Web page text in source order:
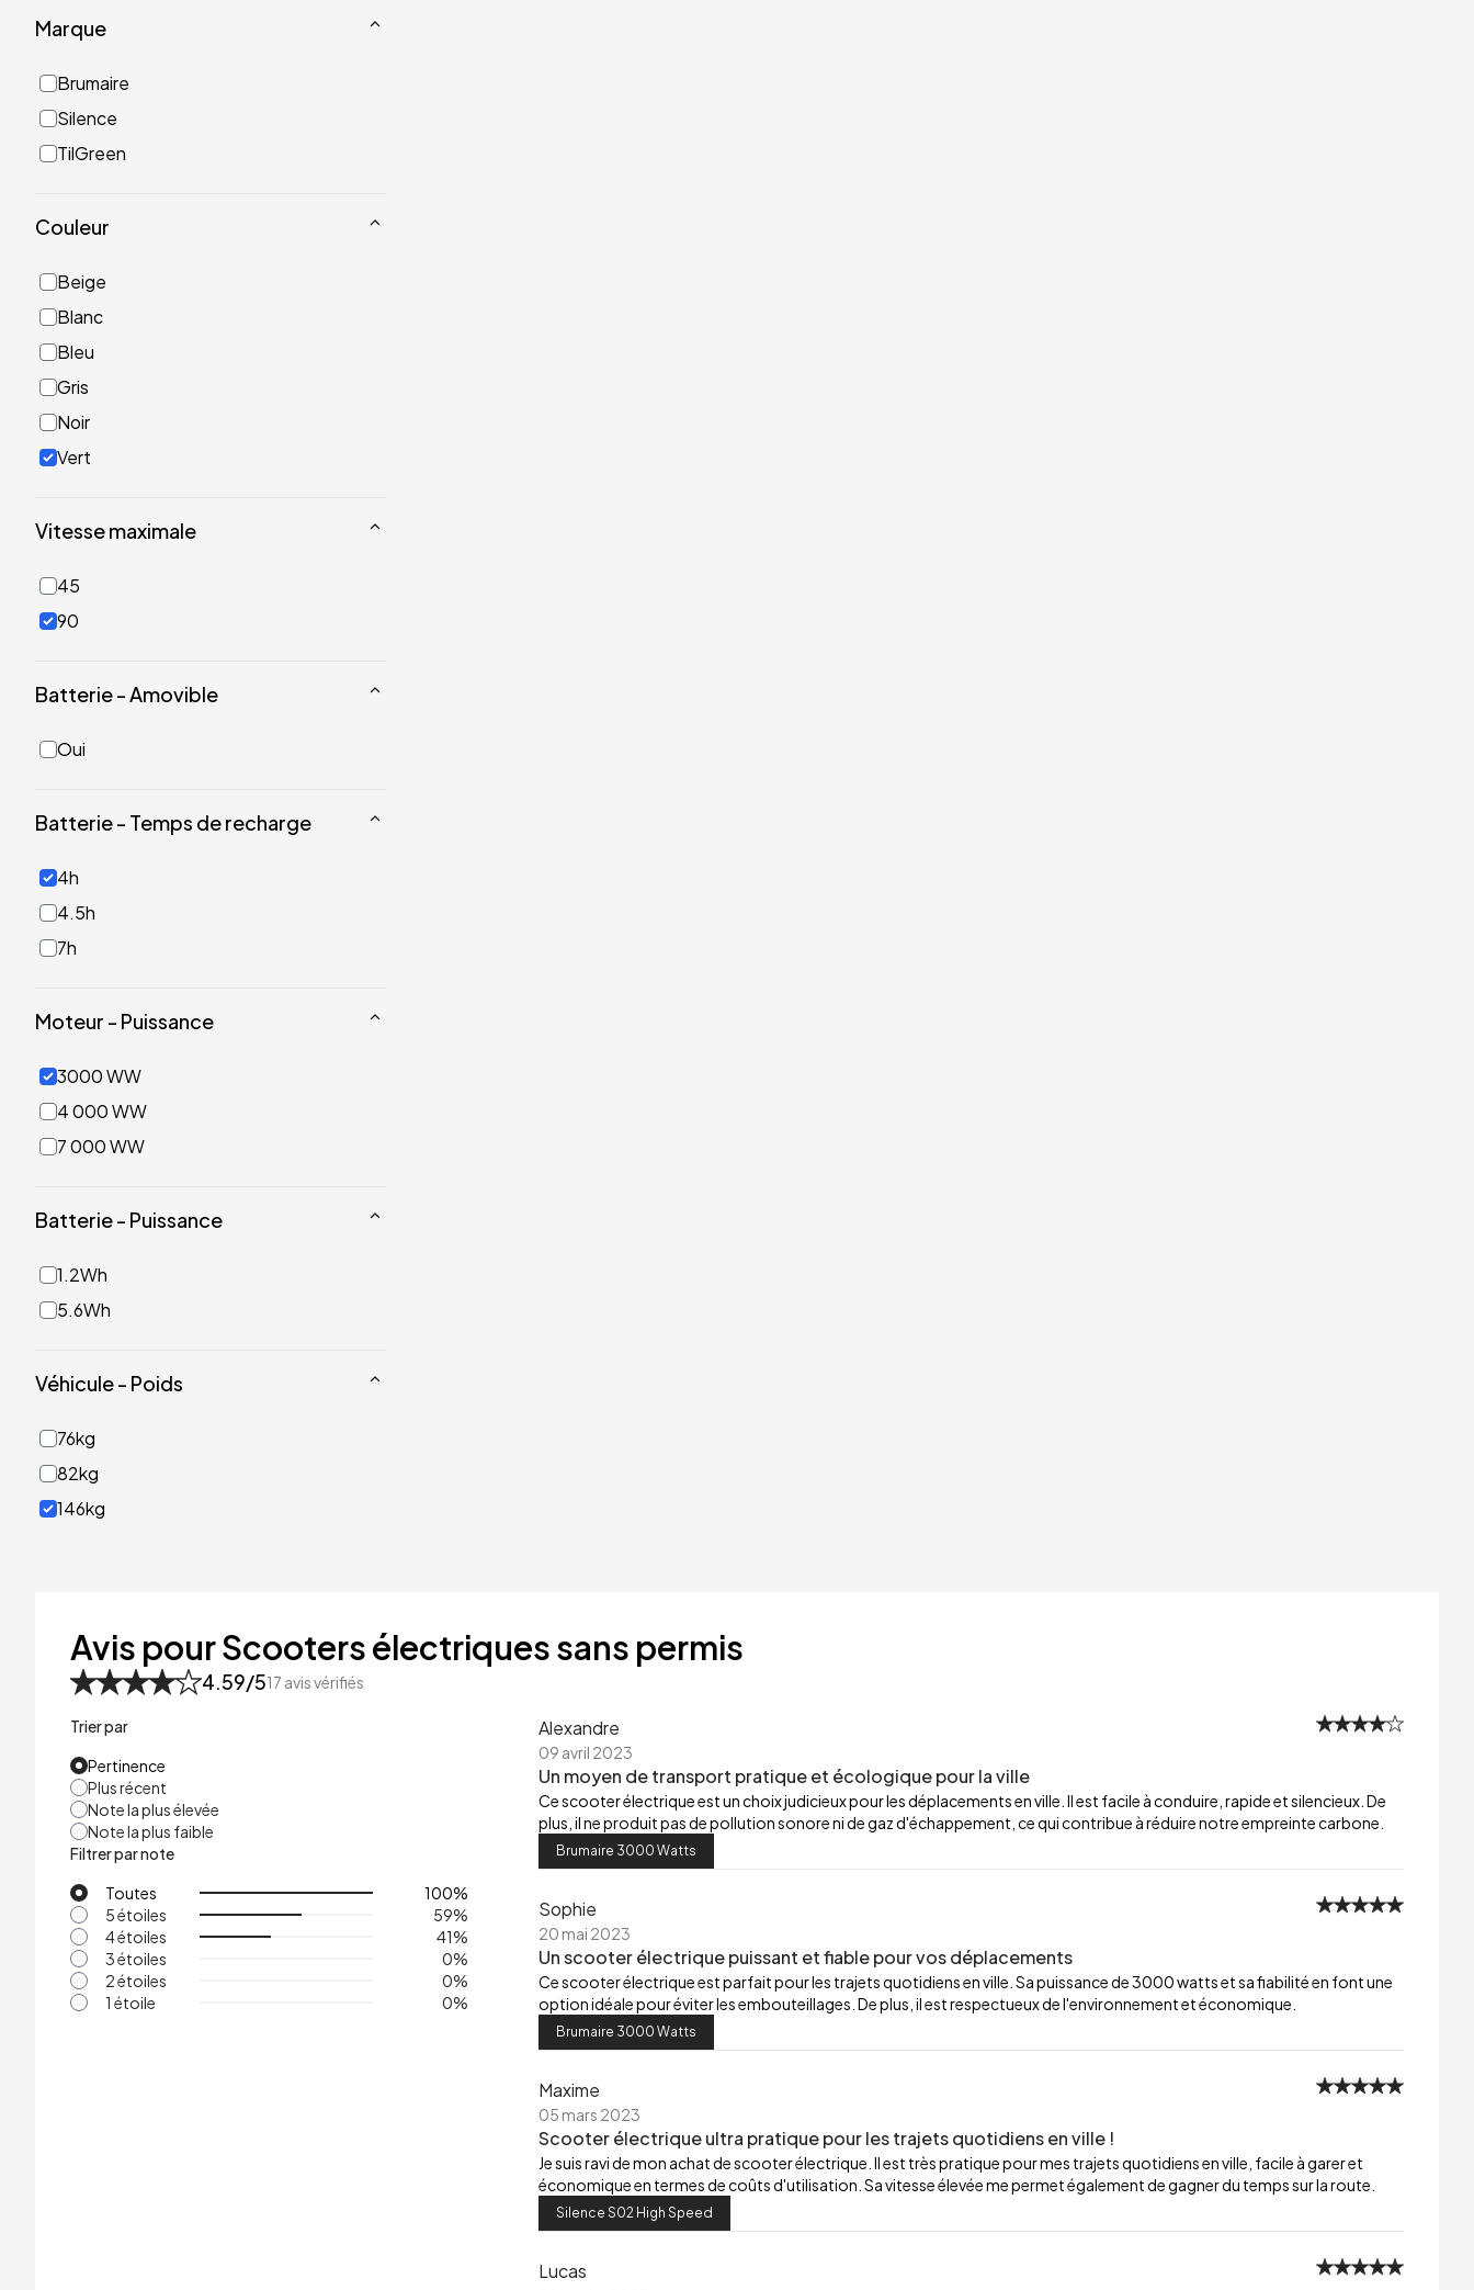
Marque
Brumaire
Silence
TilGreen
Couleur
Beige
Blanc
Bleu
Gris
Noir
Vert
Vitesse maximale
45
90
Batterie - Amovible
Oui
Batterie - Temps de recharge
4h
4.5h
7h
Moteur - Puissance
3000 WW
4 000 WW
7 000 WW
Batterie - Puissance
1.2Wh
5.6Wh
Véhicule - Poids
76kg
82kg
146kg
Avis pour Scooters électriques sans permis
4.59/517 avis vérifiés
Trier par
Pertinence
Plus récent
Note la plus élevée
Note la plus faible
Filtrer par note
Toutes
100%
5 étoiles
59%
4 étoiles
41%
3 étoiles
0%
2 étoiles
0%
1 étoile
0%
Alexandre
09 avril 2023
Un moyen de transport pratique et écologique pour la ville
Ce scooter électrique est un choix judicieux pour les déplacements en ville. Il est facile à conduire, rapide et silencieux. De
plus, il ne produit pas de pollution sonore ni de gaz d'échappement, ce qui contribue à réduire notre empreinte carbone.
Brumaire 3000 Watts
Sophie
20 mai 2023
Un scooter électrique puissant et fiable pour vos déplacements
Ce scooter électrique est parfait pour les trajets quotidiens en ville. Sa puissance de 3000 watts et sa fiabilité en font une
option idéale pour éviter les embouteillages. De plus, il est respectueux de l'environnement et économique.
Brumaire 3000 Watts
Maxime
05 mars 2023
Scooter électrique ultra pratique pour les trajets quotidiens en ville !
Je suis ravi de mon achat de scooter électrique. Il est très pratique pour mes trajets quotidiens en ville, facile à garer et
économique en termes de coûts d'utilisation. Sa vitesse élevée me permet également de gagner du temps sur la route.
Silence S02 High Speed
Lucas